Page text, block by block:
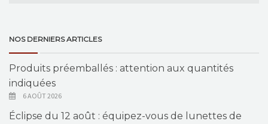
NOS DERNIERS ARTICLES
Produits préemballés : attention aux quantités
indiquées
6 AOÛT 2026
Éclipse du 12 août : équipez-vous de lunettes de